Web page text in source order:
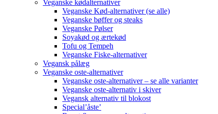
Veganske kødalternativer
Veganske Kød-alternativer (se alle)
Veganske bøffer og steaks
Veganske Pølser
Soyakød og ærtekød
Tofu og Tempeh
Veganske Fiske-alternativer
Vegansk pålæg
Veganske oste-alternativer
Veganske oste-alternativer – se alle varianter
Veganske oste-alternativ i skiver
Vegansk alternativ til blokost
Special’åste’